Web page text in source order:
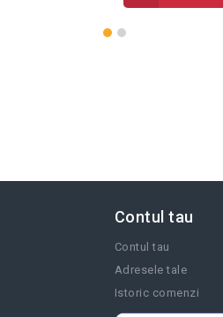
Contul tau
Contul tau
Adresele tale
Istoric comenzi